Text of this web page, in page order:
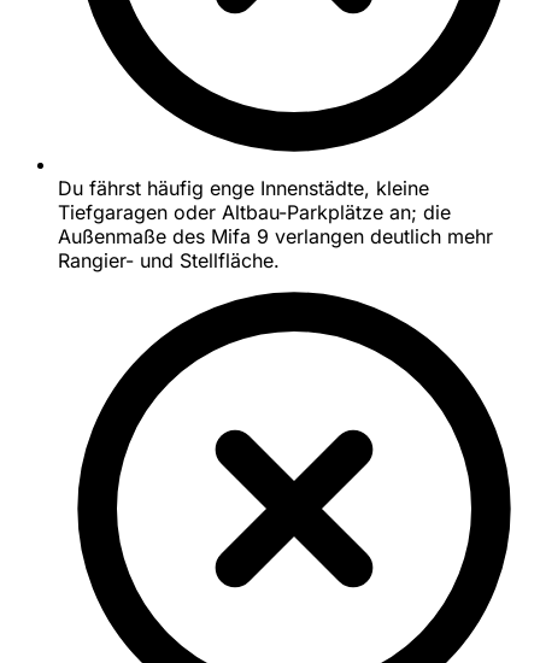
Du fährst häufig enge Innenstädte, kleine
Tiefgaragen oder Altbau-Parkplätze an; die
Außenmaße des Mifa 9 verlangen deutlich mehr
Rangier- und Stellfläche.